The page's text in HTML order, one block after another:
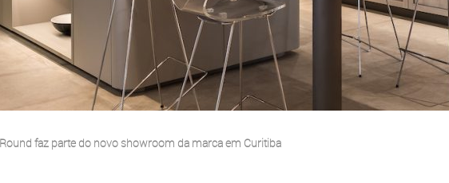
faz parte do novo showroom da marca em Curitiba